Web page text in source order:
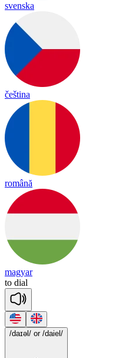
svenska
čeština
română
magyar
to dial
/daɪəl/ or /daiel/